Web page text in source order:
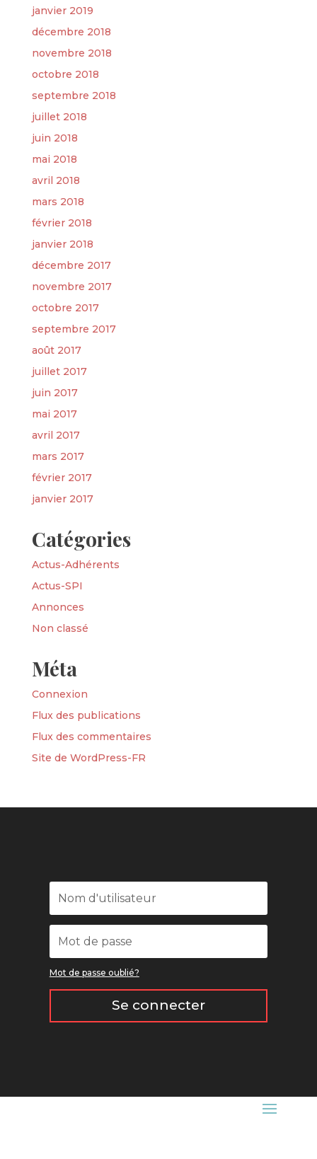
janvier 2019
décembre 2018
novembre 2018
octobre 2018
septembre 2018
juillet 2018
juin 2018
mai 2018
avril 2018
mars 2018
février 2018
janvier 2018
décembre 2017
novembre 2017
octobre 2017
septembre 2017
août 2017
juillet 2017
juin 2017
mai 2017
avril 2017
mars 2017
février 2017
janvier 2017
Catégories
Actus-Adhérents
Actus-SPI
Annonces
Non classé
Méta
Connexion
Flux des publications
Flux des commentaires
Site de WordPress-FR
Mot de passe oublié?
Se connecter